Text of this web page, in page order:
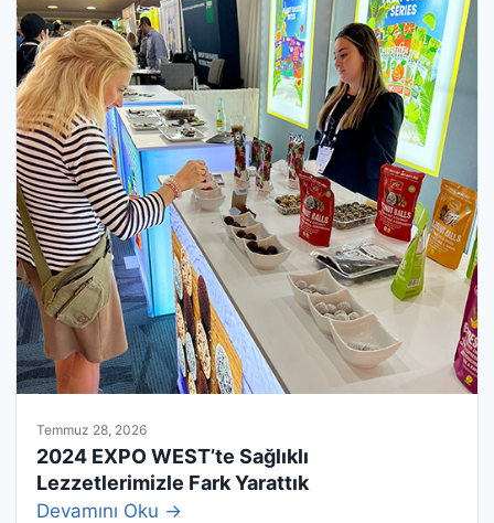
Temmuz 28, 2026
2024 EXPO WEST’te Sağlıklı
Lezzetlerimizle Fark Yarattık
Devamını Oku →